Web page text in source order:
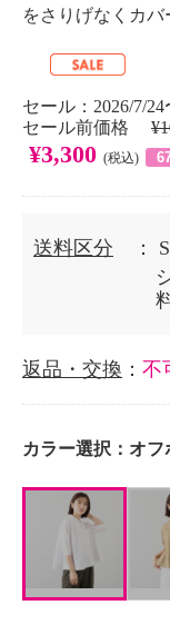
をさりげなくカバ
セール：2026/7/24
セール前価格
¥3,300 (税込)
送料区分 ： S
返品・交換 ： 不
カラー選択： オフ